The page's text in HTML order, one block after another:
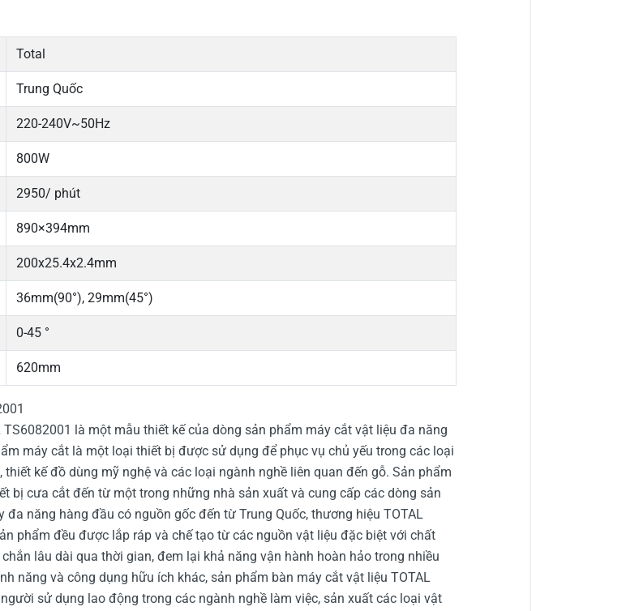
Total
Trung Quốc
220-240V~50Hz
800W
2950/ phút
890×394mm
200x25.4x2.4mm
36mm(90°), 29mm(45°)
0-45 °
620mm
TS6082001 là một mẫu thiết kế của dòng sản phẩm máy cắt vật liệu đa năng
máy cắt là một loại thiết bị được sử dụng để phục vụ chủ yếu trong các loại
kế đồ dùng mỹ nghệ và các loại ngành nghề liên quan đến gỗ. Sản phẩm
bị cưa cắt đến từ một trong những nhà sản xuất và cung cấp các dòng sản
năng hàng đầu có nguồn gốc đến từ Trung Quốc, thương hiệu TOTAL
phẩm đều được lắp ráp và chế tạo từ các nguồn vật liệu đặc biệt với chất
lâu dài qua thời gian, đem lại khả năng vận hành hoàn hảo trong nhiều
năng và công dụng hữu ích khác, sản phẩm bàn máy cắt vật liệu TOTAL
sử dụng lao động trong các ngành nghề làm việc, sản xuất các loại vật